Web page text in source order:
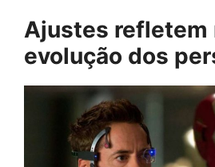
Ajustes refletem
evolução dos